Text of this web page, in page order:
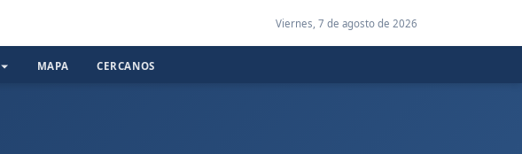
Viernes, 7 de agosto de 2026
MAPA CERCANOS